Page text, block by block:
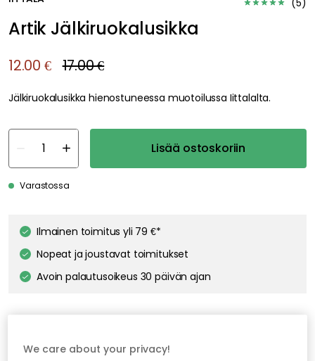
Artik Jälkiruokalusikka
12.00 € 17.00 €
Jälkiruokalusikka hienostuneessa muotoilussa Iittalalta.
Lisää ostoskoriin
Varastossa
Ilmainen toimitus yli 79 €*
Nopeat ja joustavat toimitukset
Avoin palautusoikeus 30 päivän ajan
We care about your privacy!